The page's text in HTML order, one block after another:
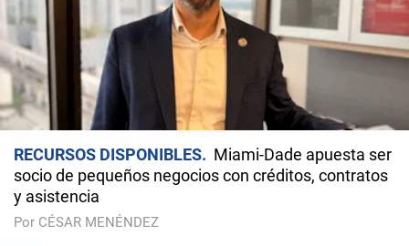
RECURSOS DISPONIBLES
Miami-Dade apuesta ser
socio de pequeños negocios con créditos, contratos
y asistencia
Por CÉSAR MENÉNDEZ